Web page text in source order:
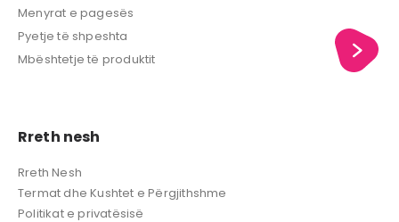
Menyrat e pagesës
Pyetje të shpeshta
Mbështetje të produktit
Rreth nesh
Rreth Nesh
Termat dhe Kushtet e Përgjithshme
Politikat e privatësisë